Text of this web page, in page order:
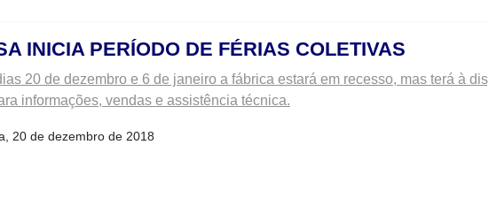
INICIA PERÍODO DE FÉRIAS COLETIVAS
20 de dezembro e 6 de janeiro a fábrica estará em recesso, mas terá à
informações, vendas e assistência técnica.
20 de dezembro de 2018